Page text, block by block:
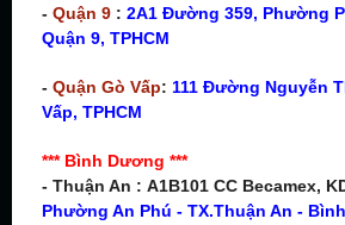
- Quận 9 : 2A1 Đường 359, Phường
Quận 9, TPHCM
- Quận Gò Vấp: 111 Đường Nguyễn
Vấp, TPHCM
*** Bình Dương ***
- Thuận An : A1B101 CC Becamex,
Phường An Phú - TX.Thuận An -